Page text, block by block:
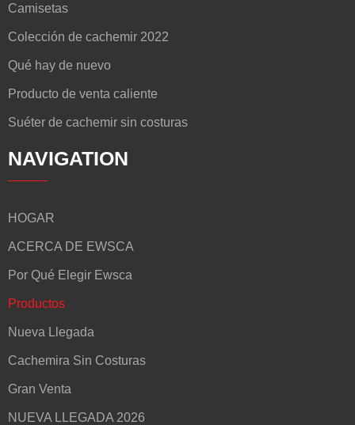
Camisetas
Colección de cachemir 2022
Qué hay de nuevo
Producto de venta caliente
Suéter de cachemir sin costuras
NAVIGATION
HOGAR
ACERCA DE EWSCA
Por Qué Elegir Ewsca
Productos
Nueva Llegada
Cachemira Sin Costuras
Gran Venta
NUEVA LLEGADA 2026